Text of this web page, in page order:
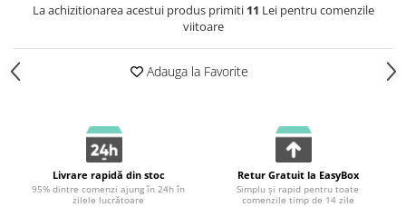
La achizitionarea acestui produs primiti 11 Lei pentru comenzile
viitoare
Adauga la Favorite
Livrare rapidă din stoc
95% dintre comenzi ajung în 24h în
zilele lucrătoare
Retur Gratuit la EasyBox
Simplu și rapid pentru toate
comenzile timp de 14 zile